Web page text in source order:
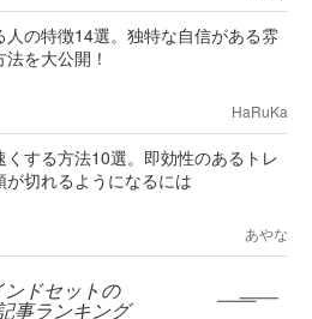
人の特徴14選。独特な自信がある雰
を大公開！
HaRuKa
くする方法10選。即効性のあるトレ
が切れるようになるには
あやな
ンドセットの
事ランキング